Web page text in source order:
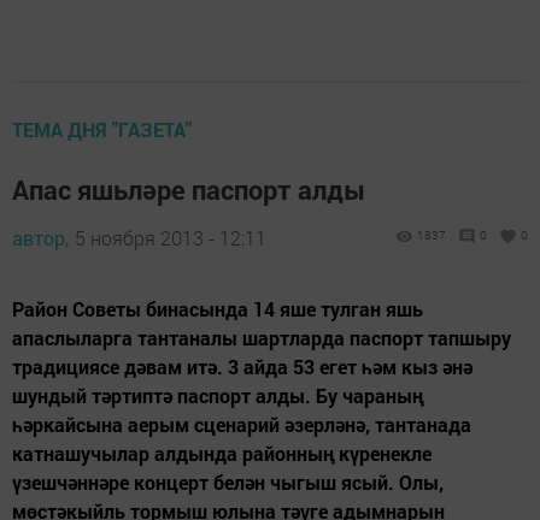
ТЕМА ДНЯ "ГАЗЕТА"
Апас яшьләре паспорт алды
автор, 5 ноября 2013 - 12:11 1837 0 0
Район Советы бинасында 14 яше тулган яшь
апаслыларга тантаналы шартларда паспорт тапшыру
традициясе дәвам итә. 3 айда 53 егет һәм кыз әнә
шундый тәртиптә паспорт алды. Бу чараның
һәркайсына аерым сценарий әзерләнә, тантанада
катнашучылар алдында районның күренекле
үзешчәннәре концерт белән чыгыш ясый. Олы,
мөстәкыйль тормыш юлына тәүге адымнарын